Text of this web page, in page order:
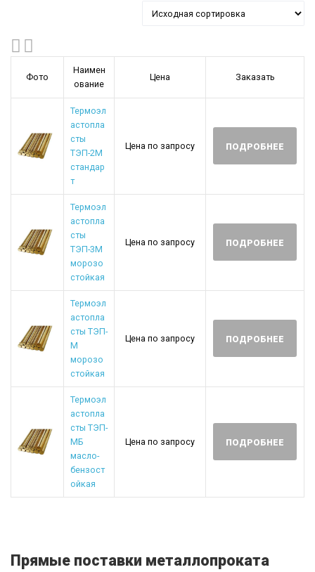
Фото
Наимен
ование
Цена Заказать
Термоэл
астопла
сты
ТЭП-2М
стандар
т
Цена по запросу ПОДРОБНЕЕ
Термоэл
астопла
сты
ТЭП-3М
морозо
стойкая
Цена по запросу ПОДРОБНЕЕ
Термоэл
астопла
сты ТЭП-
М
морозо
стойкая
Цена по запросу ПОДРОБНЕЕ
Термоэл
астопла
сты ТЭП-
МБ
масло-
бензост
ойкая
Цена по запросу ПОДРОБНЕЕ
Прямые поставки металлопроката